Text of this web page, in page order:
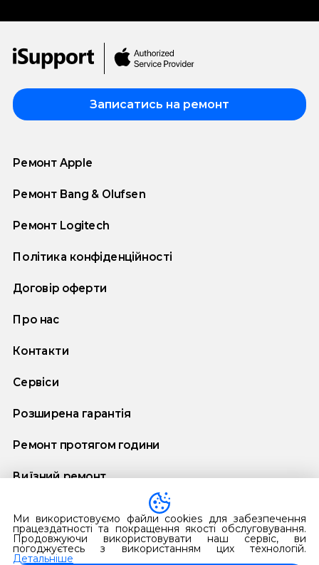
Записатись на ремонт
Ремонт Apple
Ремонт Bang & Olufsen
Ремонт Logitech
Політика конфіденційності
Договір оферти
Про нас
Контакти
Сервіси
Розширена гарантія
Ремонт протягом години
Виїзний ремонт
Договір додаткової гарантії
Українська
Ми використовуємо файли cookies для забезпечення
працездатності та покращення якості обслуговування.
Продовжуючи використовувати наш сервіс, ви
погоджуєтесь з використанням цих технологій.
Детальніше